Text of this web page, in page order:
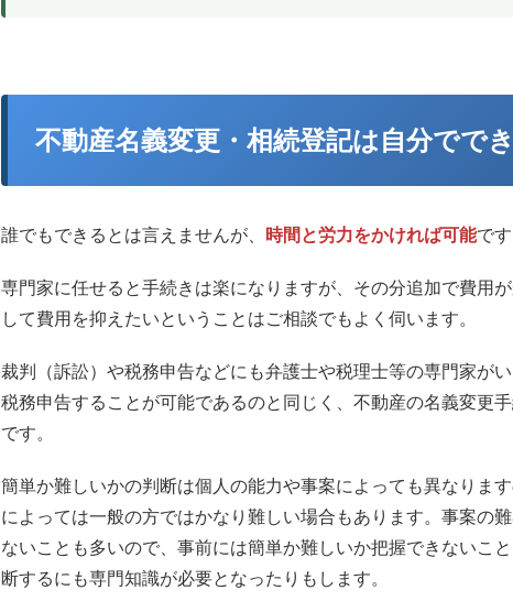
〈不動産名義変更を自分で行うデメリット／難しい点〉
相続登記を自分で！難易度別チェックリスト
難解な戸籍謄本の解読
書類の不備やミスで審査が通らない可能性
法的な判断が難しい場面がある
誰が相続すべきか分からない
不動産名義変更・相続登記は自分でで
誰でもできるとは言えませんが、 時間と労力をかければ可能です
専門家に任せると手続きは楽になりますが、その分追加で費用
して費用を抑えたいということはご相談でもよく伺います。
裁判（訴訟）や税務申告などにも弁護士や税理士等の専門家が
税務申告することが可能であるのと同じく、不動産の名義変更
です。
簡単か難しいかの判断は個人の能力や事案によっても異なりま
によっては一般の方ではかなり難しい場合もあります。事案の
ないことも多いので、事前には簡単か難しいか把握できないこ
断するにも専門知識が必要となったりもします。